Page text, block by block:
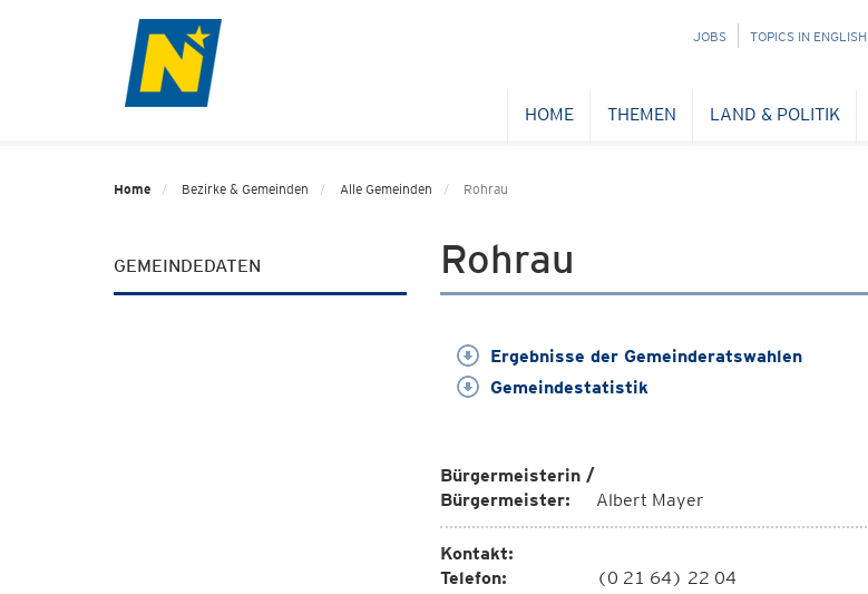
NAVIGATION
JOBS TOPICS IN ENGLISH
HOME THEMEN LAND & POLITIK
Home Bezirke & Gemeinden Alle Gemeinden Rohrau
GEMEINDEDATEN Rohrau
Ergebnisse der Gemeinderatswahlen
Gemeindestatistik
Bürgermeisterin /
Bürgermeister:
Albert Mayer
Kontakt:
Telefon:
(0 21 64) 22 04